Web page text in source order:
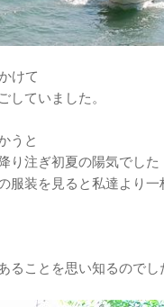
けて
していました。
うと
り注ぎ初夏の陽気でした
服装を見ると私達より一
ることを思い知るのでし